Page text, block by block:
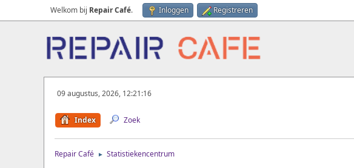
Welkom bij Repair Café. Inloggen Registreren
09 augustus, 2026, 12:21:16
Index Zoek
Repair Café ► Statistiekencentrum